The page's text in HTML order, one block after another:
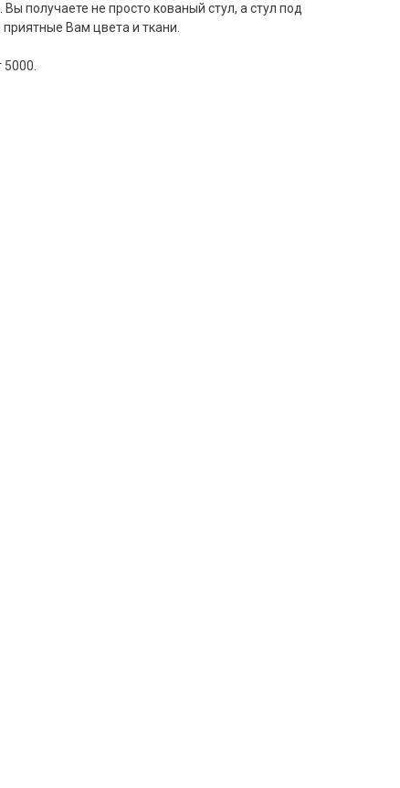
получаете не просто кованый стул, а стул под
Вам цвета и ткани.